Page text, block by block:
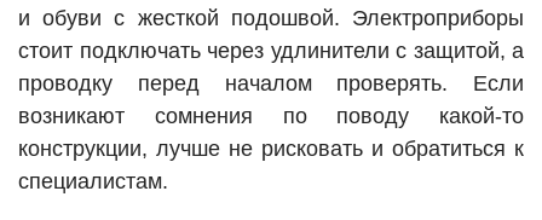
и обуви с жесткой подошвой. Электроприборы
стоит подключать через удлинители с защитой, а
проводку перед началом проверять. Если
возникают сомнения по поводу какой-то
конструкции, лучше не рисковать и обратиться к
специалистам.